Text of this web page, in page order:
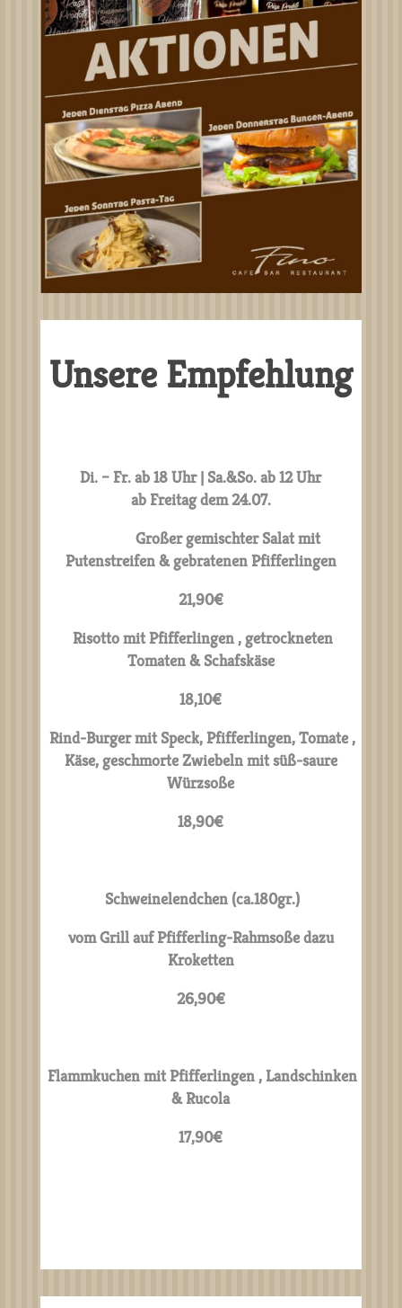
Unsere Empfehlung
Di. – Fr. ab 18 Uhr | Sa.&So. ab 12 Uhr
ab Freitag dem 24.07.
Großer gemischter Salat mit
Putenstreifen & gebratenen Pfifferlingen
21,90€
Risotto mit Pfifferlingen ,getrockneten
Tomaten & Schafskäse
18,10€
Rind-Burger mit Speck, Pfifferlingen, Tomate ,
Käse, geschmorte Zwiebeln mit süß-saure
Würzsoße
18,90€
Schweinelendchen (ca.180gr.)
vom Grill auf Pfifferling-Rahmsoßedazu
Kroketten
26,90€
Flammkuchen mit Pfifferlingen , Landschinken
& Rucola
17,90€